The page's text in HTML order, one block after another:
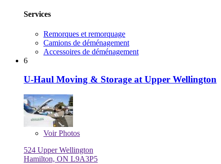
Services
Remorques et remorquage
Camions de déménagement
Accessoires de déménagement
6
U-Haul Moving & Storage at Upper Wellington
VoirPhotos
524 Upper Wellington
Hamilton, ON L9A3P5